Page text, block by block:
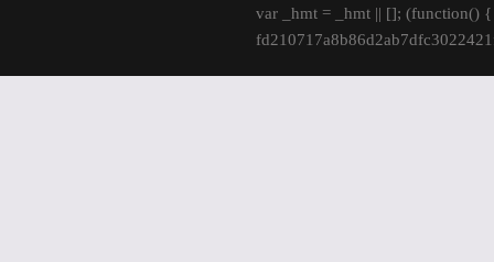
var _hmt = _hmt || []; (function() {